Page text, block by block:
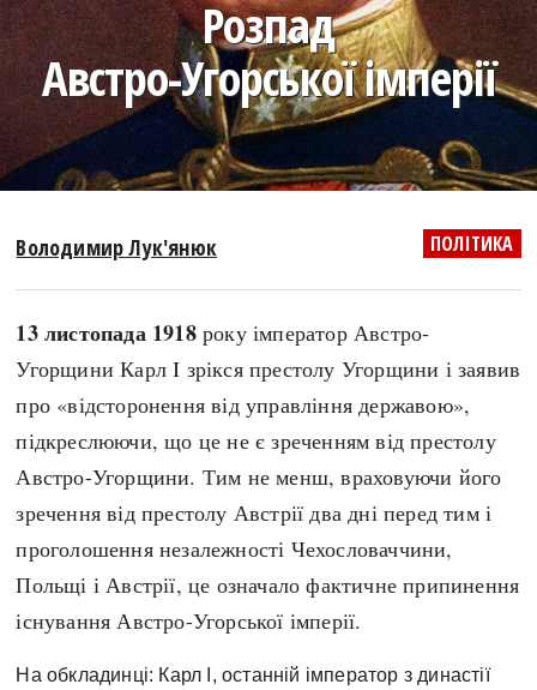
search
СЬОГОДНІ
ПРАВИЛА ЖИТТЯ
ПОДКАСТИ
КАРТИ
НОТА БЕНЕ
ПРЯМА МОВА
МОЯ ІСТОРІЯ
Авіація і космонавтика
Архітектура і будівництво
Битви і війни
Катастрофи
Кримінал
Княжа доба
Українська революція
Україна радянська
Україна незалежна
Розпад
Австро-Угорської імперії
ПОЛІТИКА
Володимир Лук'янюк
13 листопада 1918року імператор Австро-
Угорщини Карл I зрікся престолу Угорщини і заявив
про «відсторонення від управління державою»,
підкреслюючи, що це не є зреченням від престолу
Австро-Угорщини. Тим не менш, враховуючи його
зречення від престолу Австрії два дні перед тим і
проголошення незалежності Чехословаччини,
Польщі і Австрії, це означало фактичне припинення
існування Австро-Угорської імперії.
На обкладинці: Карл I, останній імператор з династії